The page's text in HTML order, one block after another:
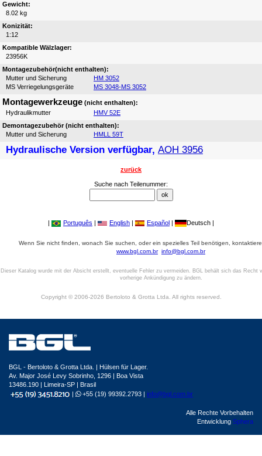
Gewicht:
8.02 kg
Konizität:
1:12
Kompatible Wälzlager:
23956K
Montagezubehör(nicht enthalten):
Mutter und Sicherung
HM 3052
MS Verriegelungsgeräte
MS 3048-MS 3052
Montagewerkzeuge (nicht enthalten):
Hydraulikmutter
HMV 52E
Demontagezubehör (nicht enthalten):
Mutter und Sicherung
HMLL 59T
Hydraulische Version verfügbar, AOH 3956
zurück
Suche nach Teilenummer:
| Português | English | Español | Deutsch |
Wenn Sie nicht finden, wonach Sie suchen, oder ein spezielles Teil benötigen,
www.bgl.com.br info@bgl.com.br
Dieser Katalog wurde mit der Absicht erstellt, eventuelle Fehler zu vermeiden. BGL behält sich das Recht
vorherige Ankündigung zu ändern.
Copyright © 2006-2026 Bertoloto & Grotta Ltda. All rights reserved.
BGL - Bertoloto & Grotta Ltda. | Hülsen für Lager.
Av. Major José Levy Sobrinho, 1296 | Boa Vista
13486.190 | Limeira-SP | Brasil
|
+55 (19) 99392.2793 | info@bgl.com.br
Alle Rechte Vorbehalten
Entwicklung Sphera